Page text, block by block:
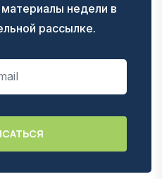
недели в
рассылке.